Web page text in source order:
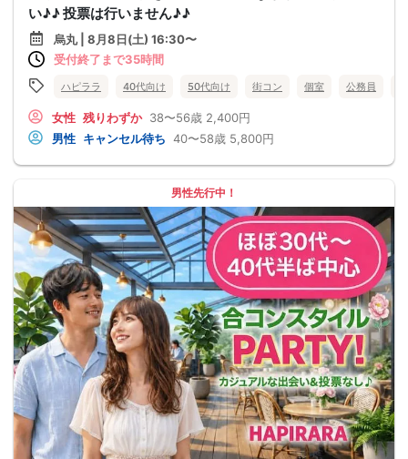
い♪♪ 投票は行いません♪♪
烏丸 | 8月8日(土) 16:30〜
受付終了まで35時間
ハピララ 40代向け 50代向け 街コン 個室 公務員
女性 残りわずか 38〜56歳 2,400円
男性 キャンセル待ち 40〜58歳 5,800円
男性先行中！